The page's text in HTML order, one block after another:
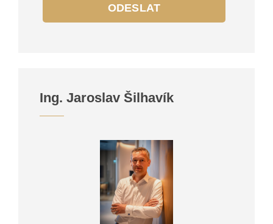
ODESLAT
Ing. Jaroslav Šilhavík